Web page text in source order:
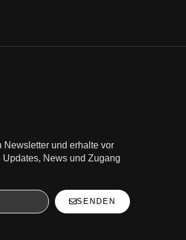
Newsletter und erhalte vor
News und Zugang
SENDEN